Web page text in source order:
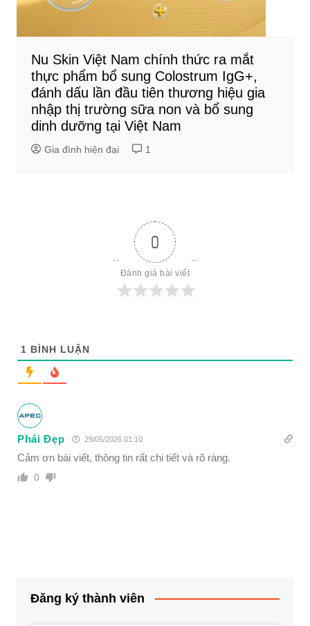
Nu Skin Việt Nam chính thức ra mắt
thực phẩm bổ sung Colostrum IgG+,
đánh dấu lần đầu tiên thương hiệu gia
nhập thị trường sữa non và bổ sung
dinh dưỡng tại Việt Nam
Gia đình hiện đại 1
0
Đánh giá bài viết
1 BÌNH LUẬN
Phái Đẹp 29/05/2026 01:10
Cảm ơn bài viết, thông tin rất chi tiết và rõ ràng.
0
Đăng ký thành viên